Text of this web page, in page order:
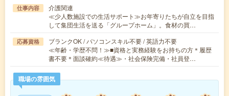
仕事内容
介護関連
≪少人数施設での生活サポート≫お年寄りたちが自立を目指
して集団生活を送る「グループホーム」。食材の買…
応募資格
ブランクOK / パソコンスキル不要 / 英語力不要
≪年齢・学歴不問！≫■資格と実務経験をお持ちの方＊履歴
書不要＊面談確約≪待遇≫・社会保険完備・社員登…
職場の雰囲気